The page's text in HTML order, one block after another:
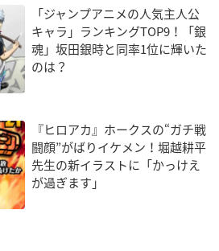
「ジャンプアニメの人気主人公
キャラ」ランキングTOP9！「銀
魂」坂田銀時と同率1位に輝いた
のは？
『ヒロアカ』ホークスの“ガチ戦
闘顔”がばりイケメン！堀越耕平
先生の新イラストに「かっけえ
が過ぎます」